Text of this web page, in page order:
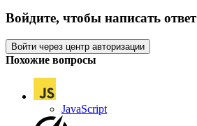
Войдите, чтобы написать ответ
Войти через центр авторизации
Похожие вопросы
JavaScript